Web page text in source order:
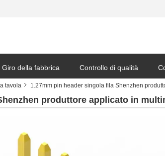
Giro della fabbrica Controllo di qualità
tavola 1.27mm pin header singola fila Shenzhen
produttore applicato in